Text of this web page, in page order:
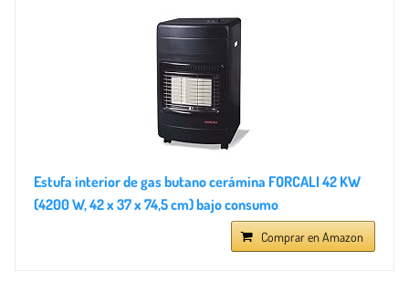
Estufa interior de gas butano cerámina FORCALI 42 KW
(4200 W, 42 x 37 x 74,5 cm) bajo consumo
Comprar en Amazon